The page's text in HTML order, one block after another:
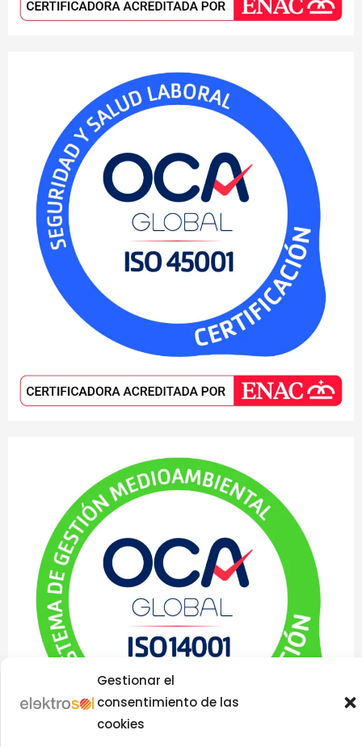
Gestionar el
consentimiento de las
cookies